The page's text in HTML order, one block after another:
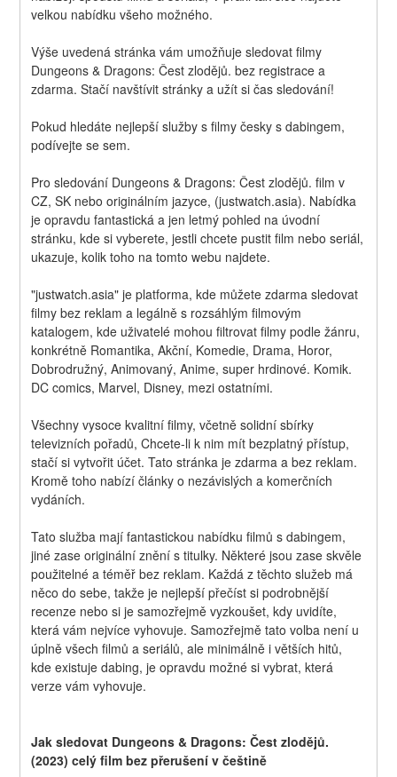
velkou nabídku všeho možného.
Výše uvedená stránka vám umožňuje sledovat filmy
Dungeons & Dragons: Čest zlodějů. bez registrace a
zdarma. Stačí navštívit stránky a užít si čas sledování!
Pokud hledáte nejlepší služby s filmy česky s dabingem,
podívejte se sem.
Pro sledování Dungeons & Dragons: Čest zlodějů. film v
CZ, SK nebo originálním jazyce, (justwatch.asia). Nabídka
je opravdu fantastická a jen letmý pohled na úvodní
stránku, kde si vyberete, jestli chcete pustit film nebo seriál,
ukazuje, kolik toho na tomto webu najdete.
"justwatch.asia" je platforma, kde můžete zdarma sledovat
filmy bez reklam a legálně s rozsáhlým filmovým
katalogem, kde uživatelé mohou filtrovat filmy podle žánru,
konkrétně Romantika, Akční, Komedie, Drama, Horor,
Dobrodružný, Animovaný, Anime, super hrdinové. Komik.
DC comics, Marvel, Disney, mezi ostatními.
Všechny vysoce kvalitní filmy, včetně solidní sbírky
televizních pořadů, Chcete-li k nim mít bezplatný přístup,
stačí si vytvořit účet. Tato stránka je zdarma a bez reklam.
Kromě toho nabízí články o nezávislých a komerčních
vydáních.
Tato služba mají fantastickou nabídku filmů s dabingem,
jiné zase originální znění s titulky. Některé jsou zase skvěle
použitelné a téměř bez reklam. Každá z těchto služeb má
něco do sebe, takže je nejlepší přečíst si podrobnější
recenze nebo si je samozřejmě vyzkoušet, kdy uvidíte,
která vám nejvíce vyhovuje. Samozřejmě tato volba není u
úplně všech filmů a seriálů, ale minimálně i větších hitů,
kde existuje dabing, je opravdu možné si vybrat, která
verze vám vyhovuje.
Jak sledovat Dungeons & Dragons: Čest zlodějů.
(2023) celý film bez přerušení v češtině